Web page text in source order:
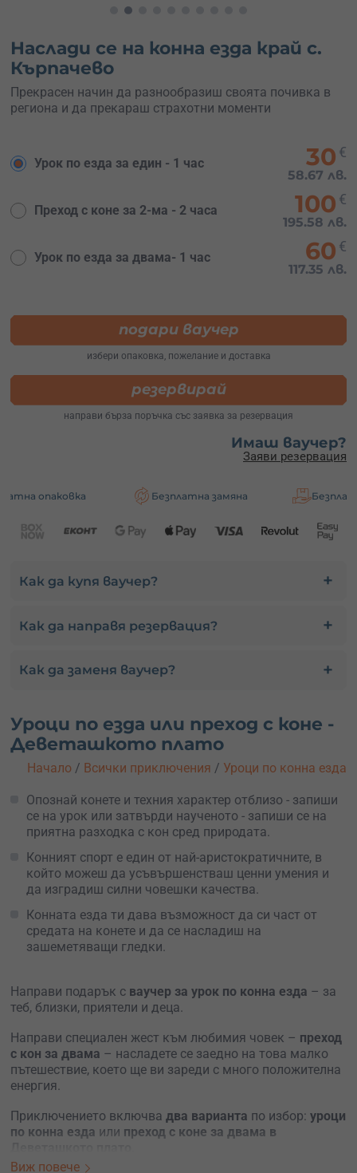
Наслади се на конна езда край с.
Кърпачево
Прекрасен начин да разнообразиш своята почивка в
региона и да прекараш страхотни моменти
Урок по езда за един - 1 час 30 €
58.67 лв.
Преход с коне за 2-ма - 2 часа 100 €
195.58 лв.
Урок по езда за двама- 1 час 60 €
117.35 лв.
подари ваучер
избери опаковка, пожелание и доставка
резервирай
направи бърза поръчка със заявка за резервация
Имаш ваучер?
Заяви резервация
Безплатна замяна Безплатна
Как да купя ваучер?
Как да направя резервация?
Как да заменя ваучер?
Уроци по езда или преход с коне -
Деветашкото плато
Начало / Всички приключения / Уроци по конна езда
Опознай конете и техния характер отблизо - запиши
се на урок или затвърди наученото - запиши се на
приятна разходка с кон сред природата.
Конният спорт е един от най-аристократичните, в
който можеш да усъвършенстваш ценни умения и
да изградиш силни човешки качества.
Конната езда ти дава възможност да си част от
средата на конете и да се насладиш на
зашеметяващи гледки.
Направи подарък с ваучер за урок по конна езда – за
теб, близки, приятели и деца.
Направи специален жест към любимия човек – преход
с кон за двама – насладете се заедно на това малко
пътешествие, което ще ви зареди с много положителна
енергия.
Приключението включва два варианта по избор: уроци
по конна езда или преход с коне за двама в
Виж повече